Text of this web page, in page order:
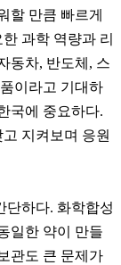
할 만큼 빠르게
과학 역량과 리
동차, 반도체, 스
이라고 기대하
국에 중요하다.
지켜보며 응원
단하다. 화학합성
일한 약이 만들
관도 큰 문제가